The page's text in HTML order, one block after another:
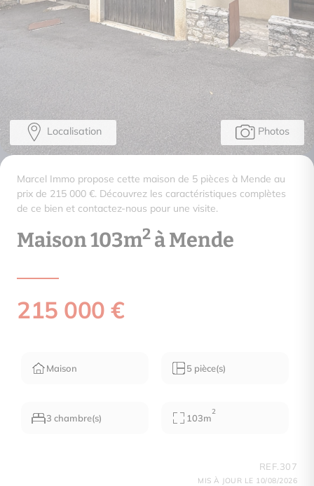
Photos
Localisation
Marcel Immo propose cette maison de 5 pièces à Mende au
prix de 215 000 €. Découvrez les caractéristiques complètes
de ce bien et contactez-nous pour une visite.
Maison 103m2 à Mende
215 000 €
Maison 5 pièce(s)
3 chambre(s) 103m
2
REF.307
MIS À JOUR LE 10/08/2026